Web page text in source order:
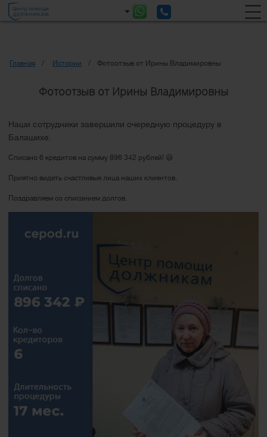
Главная Истории Фотоотзыв от Ирины Владимировны
Фотоотзыв от Ирины Владимировны
Наши сотрудники завершили очередную процедуру в
Балашихе.
Списано 6 кредитов на сумму 896 342 рублей! 😃
Приятно видеть счастливые лица наших клиентов.
Поздравляем со списанием долгов.